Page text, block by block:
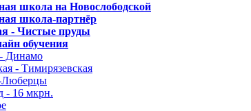
школа на Новослободской
школа-партнёр
- Чистые пруды
обучения
Динамо
- Тимирязевская
Люберцы
- 16 мкрн.